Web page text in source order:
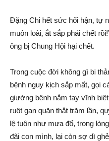
Đặng Chi hết sức hối hận, tự
muôn loài, ắt sắp phải chết
ông bị Chung Hội hại chết.
Trong cuộc đời không gì bi
bệnh nguy kịch sắp mất, gọi
giường bệnh nắm tay vĩnh
ruột gan quặn thắt trăm lần,
lệ tuôn như mưa đổ, trong
đãi con mình, lại còn sợ dì